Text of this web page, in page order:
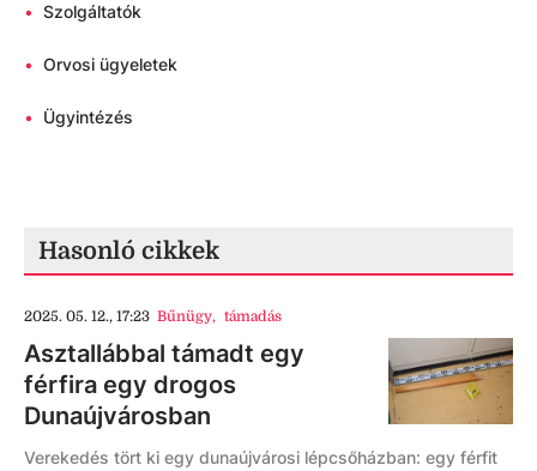
• Szolgáltatók
• Orvosi ügyeletek
• Ügyintézés
Hasonló cikkek
2025. 05. 12., 17:23 Bűnügy, támadás
Asztallábbal támadt egy
férfira egy drogos
Dunaújvárosban
Verekedés tört ki egy dunaújvárosi lépcsőházban: egy férfit